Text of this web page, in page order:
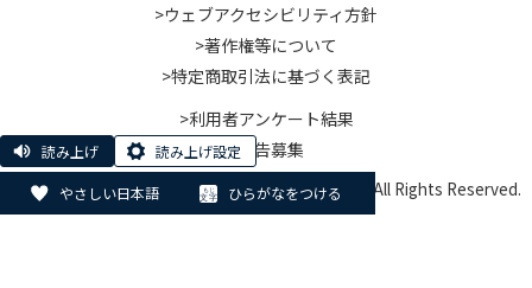
やさしい日本語 ひらがなをつける
読み上げ 読み上げ設定
>ウェブアクセシビリティ方針
>著作権等について
>特定商取引法に基づく表記
>利用者アンケート結果
>広告募集
© Koto City Culture and Community Foundation. All Rights Reserved.